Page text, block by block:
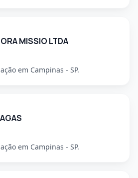
MISSIO LTDA
em Campinas - SP.
em Campinas - SP.